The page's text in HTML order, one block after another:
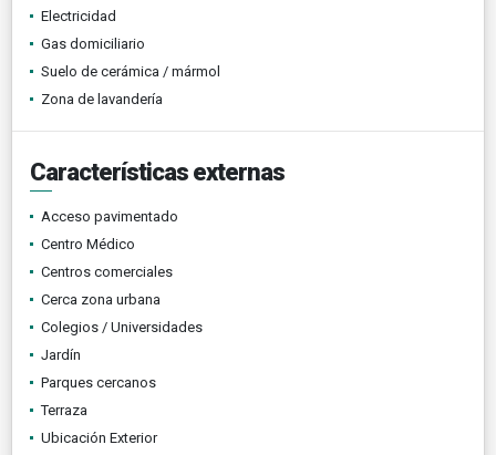
Electricidad
Gas domiciliario
Suelo de cerámica / mármol
Zona de lavandería
Características externas
Acceso pavimentado
Centro Médico
Centros comerciales
Cerca zona urbana
Colegios / Universidades
Jardín
Parques cercanos
Terraza
Ubicación Exterior